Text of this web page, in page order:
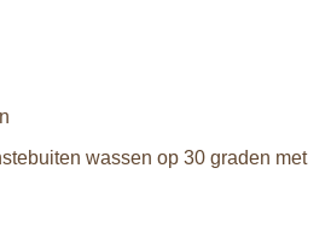
wassen op 30 graden met